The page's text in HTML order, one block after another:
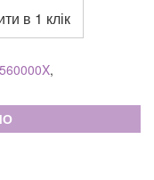
в 1 клік
,